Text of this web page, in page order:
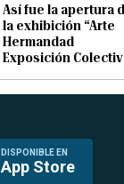
Así fue la apertura
la exhibición “Arte
Hermandad
Exposición
DISPONIBLE EN
App Store